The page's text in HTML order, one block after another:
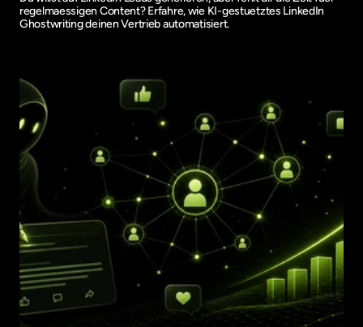
regelmaessigen Content? Erfahre, wie KI-gestuetztes LinkedIn
Ghostwriting deinen Vertrieb automatisiert.